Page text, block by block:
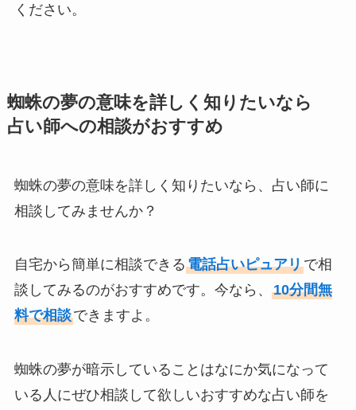
ください。
蜘蛛の夢の意味を詳しく知りたいなら
占い師への相談がおすすめ
蜘蛛の夢の意味を詳しく知りたいなら、占い師に
相談してみませんか？
自宅から簡単に相談できる電話占いピュアリで相
談してみるのがおすすめです。今なら、 10分間無
料で相談できますよ。
蜘蛛の夢が暗示していることはなにか気になって
いる人にぜひ相談して欲しいおすすめな占い師を